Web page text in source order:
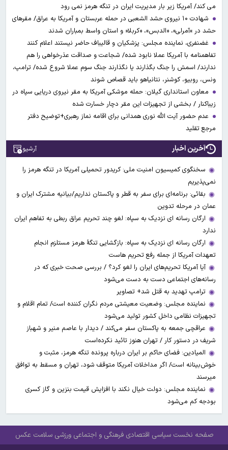
می کند/ آمریکا زیر بار مدیریت ایران در تنگه هرمز نمی رود
شهادت ۱۰ نیروی حشد الشعبی در حمله عربستان و آمریکا به عراق/ مقرهای
حشد در »آمرلی»، «الدبس»، «کربلا« و استان واسط بمباران شدند
غضنفری، نماینده مجلس: پزشکیان و قالیباف حاضر نیستند اعلام کنند
تفاهمنامه با آمریکا عملا نابود شده/ شجاعت و صداقت عذرخواهی را هم
ندارند/ اسمش را جنگ بگذارند یا نگذارند جنگ سوم عملا شروع شده/ ترامپ،
ونس، روبیو، کوشنر، نتانیاهو باید قصاص شوند
معاون استانداری گیلان: حمله موشکی آمریکا به مقر نیروی دریایی سپاه در
زیباکنار / بخشی از تجهیزات این مقر دچار خسارت شده
عدم حضور آیت الله نوری همدانی برای اقامه نماز رهبری+توضیح دفتر
مرجع تقلید
آخرین اخبار آرشیو
سخنگوی کمیسیون امنیت ملی: کریدور تحمیلی آمریکا در تنگه هرمز را
نمی‌پذیریم
بقائی: برنامه‌ای برای سفر به قطر و پاکستان نداریم/بیانیه مشترک ایران و
عمان در مرحله تدوین
ارگان رسانه ای نزدیک به سپاه: لغو چند تحریم عراق ربطی به تفاهم ایران
ندارد
ارگان رسانه ای نزدیک به سپاه: بازگشایی تنگۀ هرمز مستلزم انجام
تعهدات آمریکا از جمله رفع تحریم هاست
آیا آمریکا تحریم‌های ایران را لغو کرد؟ / بررسی صحت خبری که در
رسانه‌های اجتماعی دست به دست می‌شود
ترامپ تهدید به قتل شد+ تصاویر
نماینده مجلس: وضعیت معیشتی مردم نگران کننده است/ تمام اقلام و
تجهیزات نظامی داخل کشور تولید می‌شود
عراقچی جمعه به پاکستان سفر می‌کند / دیدار با عاصم منیر و شهباز
شریف در دستور کار / تهران هنوز تائید نکرده‌است
المیادین: فضای حاکم بر ایران درباره پرونده تنگه هرمز، مثبت و
خوش‌بینانه است/ اگر مداخلات آمریکا متوقف شود، تهران و مسقط به توافق
میرسند
نماینده مجلس: دولت خیال نکند با افزایش قیمت بنزین‌ و گاز کسری
بودجه کم می‌شود
صفحه نخست سیاسی اقتصادی فرهنگی و اجتماعی ورزشی سلامت عکس